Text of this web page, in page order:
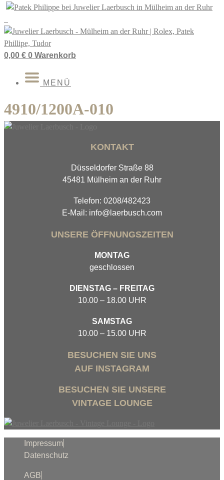
Zum
Inhalt
springen
0,00 € 0 Warenkorb
MENÜ
4910/1200A-010
KONTAKT
Düsseldorfer Straße 88
45481 Mülheim an der Ruhr
Telefon: 0208/482423
E-Mail: info@laerbusch.com
UNSERE ÖFFNUNGSZEITEN
MONTAG
geschlossen
DIENSTAG – FREITAG
10.00 – 18.00 UHR
SAMSTAG
10.00 – 15.00 UHR
BESUCHEN SIE UNS
AUF INSTAGRAM
BESUCHEN SIE UNSERE
VINTAGE LOUNGE
Impressum
Datenschutz
AGB